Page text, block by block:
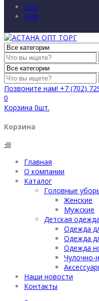
USD
RUB
Позвоните нам! +7 (702)
0
Корзина 0шт.
Корзина
Главная
О компании
Каталог
Головные
Женские
Мужские
Детская одежда
Одежда
Одежда
Одежда
Чулочно-
Наши новости
Контакты